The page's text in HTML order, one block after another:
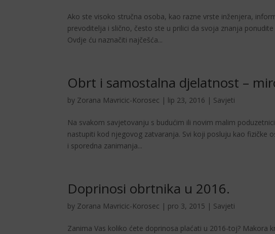
Ako ste visoko stručna osoba, kao razne vrste inženjera,
prevoditelja i slično, često ste u prilici da svoja znanja
Ovdje ću naznačiti najčešća...
Obrt i samostalna djelatnost –
by Zorana Mavricic-Korosec | lip 23, 2016 | Savjeti
Na svakom savjetovanju s budućim ili novim malim
nastupiti kod njegovog zatvaranja. Svi koji posluju kao
i sporedna zanimanja...
Doprinosi obrtnika u 2016.
by Zorana Mavricic-Korosec | pro 3, 2015 | Savjeti
Zanima Vas koliko ćete doprinosa plaćati u 2016-toj? Makora